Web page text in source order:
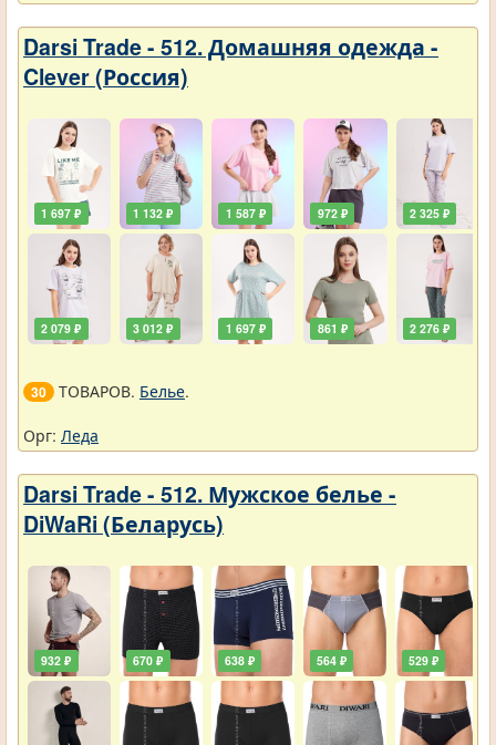
Darsi Trade - 512. Домашняя одежда -
Clever (Россия)
1 697 ₽
2 079 ₽
1 132 ₽
3 012 ₽
1 587 ₽
1 697 ₽
972 ₽
861 ₽
2 325 ₽
2 276 ₽
30 ТОВАРОВ. Белье.
Орг: Леда
Darsi Trade - 512. Мужское белье -
DiWaRi (Беларусь)
932 ₽ 670 ₽ 638 ₽ 564 ₽ 529 ₽